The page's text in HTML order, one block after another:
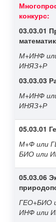
конкурс:
03.03.01
М+ИНФ
ИНЯЗ+Р
03.03.03
М+ИНФ
ИНЯЗ+Р
05.03.01
М+Ф или
БИО или
05.03.06
ГЕО+БИО
ИНФ или